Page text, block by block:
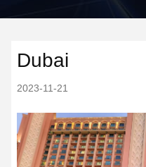
Dubai
2023-11-21